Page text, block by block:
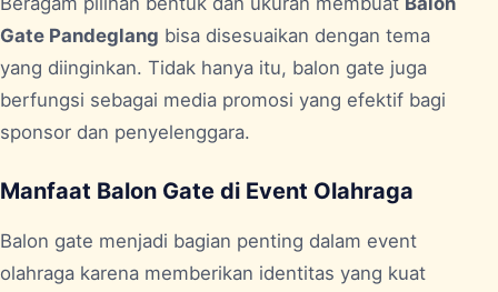
Gate Pandeglang bisa disesuaikan dengan tema
yang diinginkan. Tidak hanya itu, balon gate juga
berfungsi sebagai media promosi yang efektif bagi
sponsor dan penyelenggara.
Manfaat Balon Gate di Event Olahraga
Balon gate menjadi bagian penting dalam event
olahraga karena memberikan identitas yang kuat